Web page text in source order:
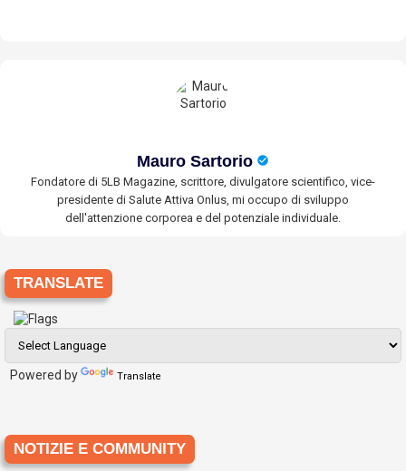
Mauro Sartorio
Fondatore di 5LB Magazine, scrittore, divulgatore scientifico, vice-
presidente di Salute Attiva Onlus, mi occupo di sviluppo
dell'attenzione corporea e del potenziale individuale.
TRANSLATE
Powered by Translate
NOTIZIE E COMMUNITY